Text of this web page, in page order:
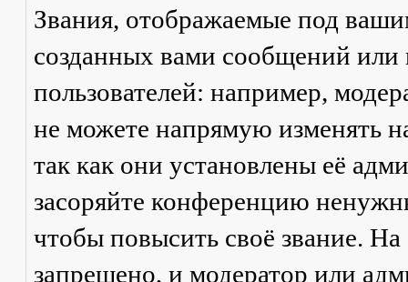
Звания, отображаемые под
созданных вами сообщений
пользователей: например,
не можете напрямую изменять
так как они установлены её
засоряйте конференцию
чтобы повысить своё звание.
запрещено, и модератор или